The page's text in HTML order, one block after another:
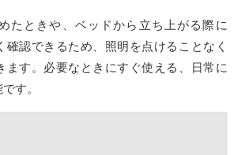
たときや、ベッドから立ち上がる際に
確認できるため、照明を点けることなく
ます。必要なときにすぐ使える、日常に
す。